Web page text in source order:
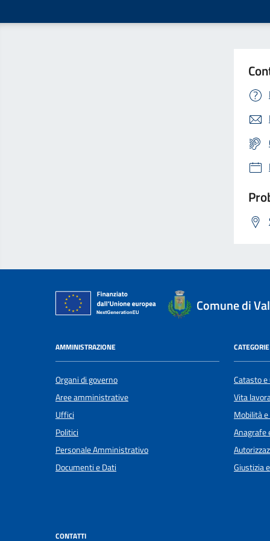
Comune di
AMMINISTRAZIONE
Organi di governo
Aree amministrative
Uffici
Politici
Personale Amministrativo
Documenti e Dati
Catasto
Vita
Mobilità
Anagrafe
Giustizia
CONTATTI